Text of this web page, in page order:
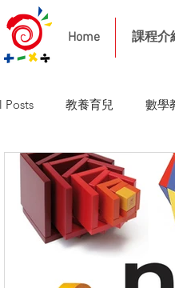
Home 課程介
Posts 教養育兒 數學